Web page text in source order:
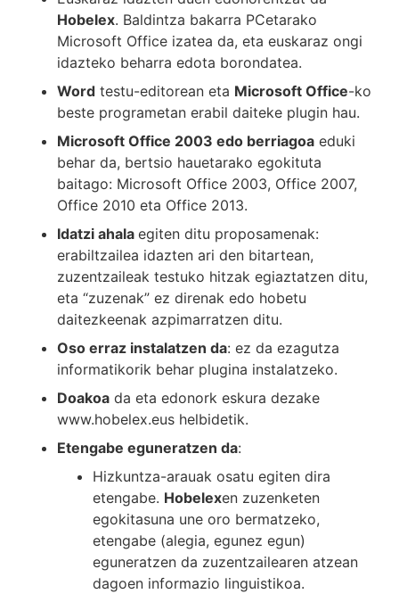
Hobelex. Baldintza bakarra PCetarako
Microsoft Office izatea da, eta euskaraz ongi
idazteko beharra edota borondatea.
Word testu-editorean eta Microsoft Office-ko
beste programetan erabil daiteke plugin hau.
Microsoft Office 2003 edo berriagoa eduki
behar da, bertsio hauetarako egokituta
baitago: Microsoft Office 2003, Office 2007,
Office 2010 eta Office 2013.
Idatzi ahala egiten ditu proposamenak:
erabiltzailea idazten ari den bitartean,
zuzentzaileak testuko hitzak egiaztatzen ditu,
eta “zuzenak” ez direnak edo hobetu
daitezkeenak azpimarratzen ditu.
Oso erraz instalatzen da: ez da ezagutza
informatikorik behar plugina instalatzeko.
Doakoa da eta edonork eskura dezake
www.hobelex.eus helbidetik.
Etengabe eguneratzen da:
Hizkuntza-arauak osatu egiten dira
etengabe. Hobelexen zuzenketen
egokitasuna une oro bermatzeko,
etengabe (alegia, egunez egun)
eguneratzen da zuzentzailearen atzean
dagoen informazio linguistikoa.